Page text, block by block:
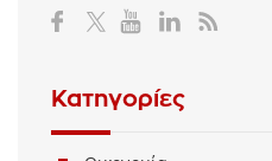
Κατηγορίες